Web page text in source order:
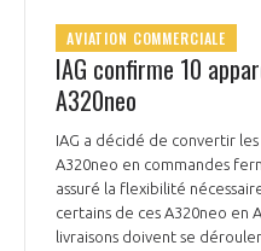
AVIATION COMMERCIALE
IAG confirme 10
A320neo
IAG a décidé de convertir
A320neo en commandes
assuré la flexibilité
certains de ces A320neo en
livraisons doivent se